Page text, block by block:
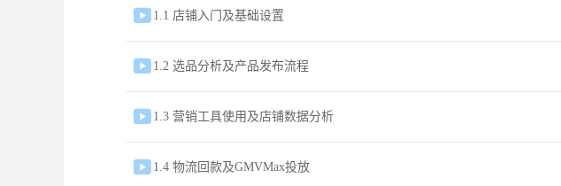
 1.1 店铺入门及基础设置
 1.2 选品分析及产品发布流程
 1.3 营销工具使用及店铺数据分析
 1.4 物流回款及GMVMax投放